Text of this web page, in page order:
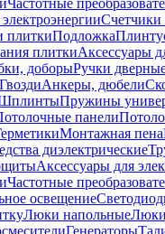
Частотные
плиткиПодложка
плиткиАксессуары
доборыРучки
ГвоздиАнкеры, дюбели
Пружины
панели
Монтажная пена
диэлектрические
Аксессуары для
Частотные
освещение
Люки напольныеЛюки
Генераторы